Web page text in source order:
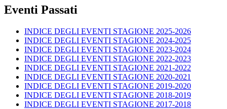
Eventi Passati
INDICE DEGLI EVENTI STAGIONE 2025-2026
INDICE DEGLI EVENTI STAGIONE 2024-2025
INDICE DEGLI EVENTI STAGIONE 2023-2024
INDICE DEGLI EVENTI STAGIONE 2022-2023
INDICE DEGLI EVENTI STAGIONE 2021-2022
INDICE DEGLI EVENTI STAGIONE 2020-2021
INDICE DEGLI EVENTI STAGIONE 2019-2020
INDICE DEGLI EVENTI STAGIONE 2018-2019
INDICE DEGLI EVENTI STAGIONE 2017-2018